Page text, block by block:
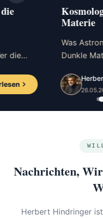
Kosmologie: Das
Was Astronomen
Dunkle Materie als
Teleskop registri...
Herbert Hindringer
26.05.2026
Nachrichten,
Herbert Hindringer